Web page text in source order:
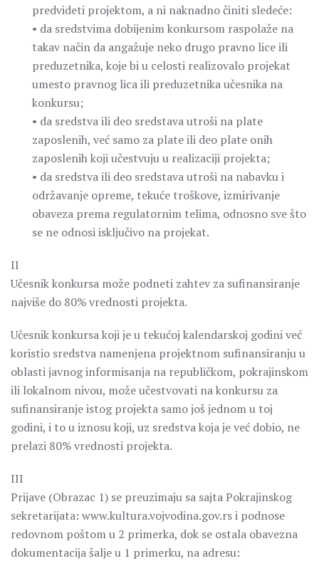
predvideti projektom, a ni naknadno činiti sledeće:
• da sredstvima dobijenim konkursom raspolaže na
takav način da angažuje neko drugo pravno lice ili
preduzetnika, koje bi u celosti realizovalo projekat
umesto pravnog lica ili preduzetnika učesnika na
konkursu;
• da sredstva ili deo sredstava utroši na plate
zaposlenih, već samo za plate ili deo plate onih
zaposlenih koji učestvuju u realizaciji projekta;
• da sredstva ili deo sredstava utroši na nabavku i
održavanje opreme, tekuće troškove, izmirivanje
obaveza prema regulatornim telima, odnosno sve što
se ne odnosi isključivo na projekat.
II
Učesnik konkursa može podneti zahtev za sufinansiranje
najviše do 80% vrednosti projekta.
Učesnik konkursa koji je u tekućoj kalendarskoj godini već
koristio sredstva namenjena projektnom sufinansiranju u
oblasti javnog informisanja na republičkom, pokrajinskom
ili lokalnom nivou, može učestvovati na konkursu za
sufinansiranje istog projekta samo još jednom u toj
godini, i to u iznosu koji, uz sredstva koja je već dobio, ne
prelazi 80% vrednosti projekta.
III
Prijave (Obrazac 1) se preuzimaju sa sajta Pokrajinskog
sekretarijata: www.kultura.vojvodina.gov.rs i podnose
redovnom poštom u 2 primerka, dok se ostala obavezna
dokumentacija šalje u 1 primerku, na adresu: